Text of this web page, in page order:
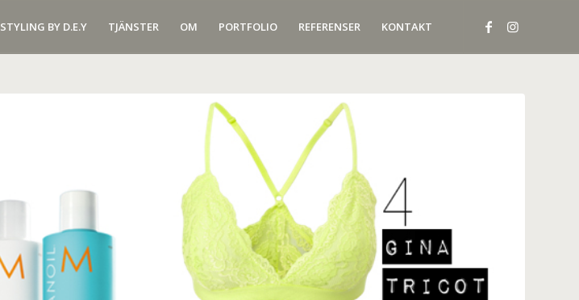
STYLING BY D.E.Y TJÄNSTER OM PORTFOLIO REFERENSER KONTAKT